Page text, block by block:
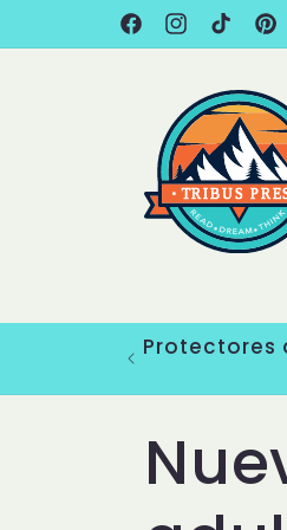
directamente
al contenidoFacebookInstagram
TikTok
Protectores
C